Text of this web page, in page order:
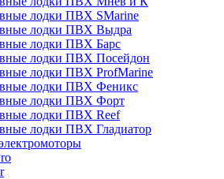
лодки ПВХ SMarine
лодки ПВХ Выдра
лодки ПВХ Барс
лодки ПВХ Посейдон
лодки ПВХ ProfMarine
лодки ПВХ Феникс
лодки ПВХ Форт
лодки ПВХ Reef
лодки ПВХ Гладиатор